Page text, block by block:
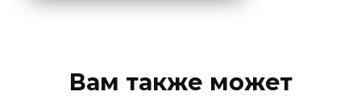
Вам также может